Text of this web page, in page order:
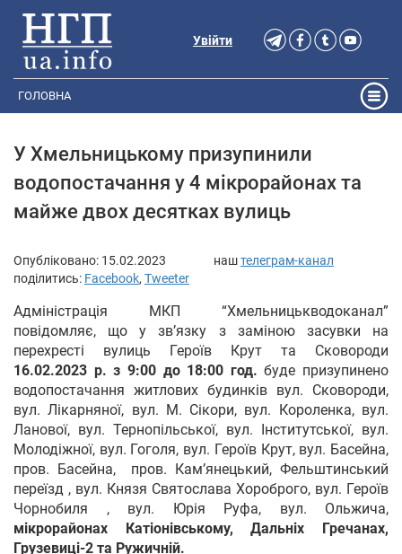
Увійти
ГОЛОВНА
У Хмельницькому призупинили
водопостачання у 4 мікрорайонах та
майже двох десятках вулиць
Опубліковано: 15.02.2023 наштелеграм-канал
поділитись: Facebook, Tweeter
Адміністрація МКП “Хмельницькводоканал”
повідомляє, що у зв’язку з заміною засувки на
перехресті вулиць Героїв Крут та Сковороди
16.02.2023 р. з 9:00 до 18:00 год. буде призупинено
водопостачання житлових будинків вул. Сковороди,
вул. Лікарняної, вул. М. Сікори, вул. Короленка, вул.
Ланової, вул. Тернопільської, вул. Інститутської, вул.
Молодіжної, вул. Гоголя, вул. Героїв Крут, вул. Басейна,
пров. Басейна, пров. Кам’янецький, Фельштинський
переїзд , вул. Князя Святослава Хороброго, вул. Героїв
Чорнобиля , вул. Юрія Руфа, вул. Ольжича,
мікрорайонах Катіонівському, Дальніх Гречанах,
Грузевиці-2 та Ружичній.